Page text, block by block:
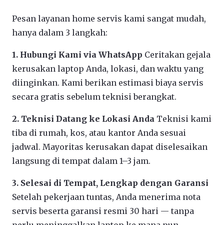
Pesan layanan home servis kami sangat mudah,
hanya dalam 3 langkah:
1. Hubungi Kami via WhatsApp Ceritakan gejala
kerusakan laptop Anda, lokasi, dan waktu yang
diinginkan. Kami berikan estimasi biaya servis
secara gratis sebelum teknisi berangkat.
2. Teknisi Datang ke Lokasi Anda Teknisi kami
tiba di rumah, kos, atau kantor Anda sesuai
jadwal. Mayoritas kerusakan dapat diselesaikan
langsung di tempat dalam 1–3 jam.
3. Selesai di Tempat, Lengkap dengan Garansi
Setelah pekerjaan tuntas, Anda menerima nota
servis beserta garansi resmi 30 hari — tanpa